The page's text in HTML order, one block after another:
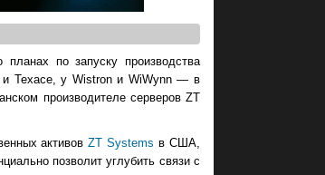
по запуску производства
Техасе, у Wistron и WiWynn — в
производителе серверов ZT
активовZT Systems в США,
позволит углубить связи с